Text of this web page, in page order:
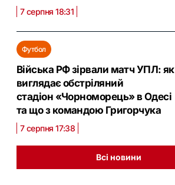
7 серпня 18:31
Футбол
Війська РФ зірвали матч УПЛ: як
виглядає обстріляний
стадіон «Чорноморець» в Одесі
та що з командою Григорчука
7 серпня 17:38
Всі новини